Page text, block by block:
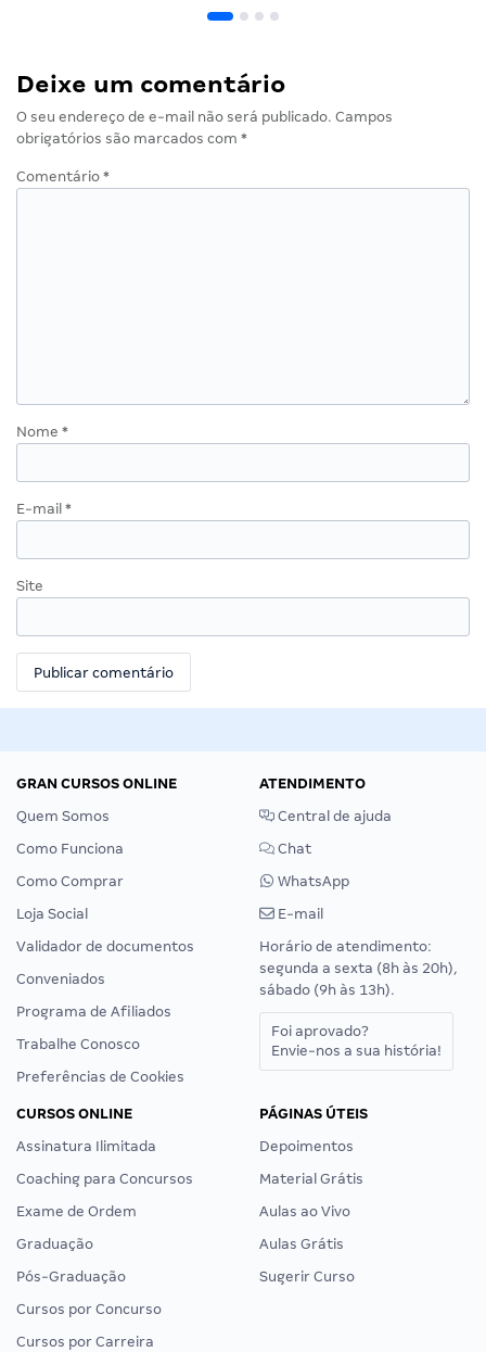
Deixe um comentário
O seu endereço de e-mail não será publicado. Campos
obrigatórios são marcados com *
Comentário *
Nome *
E-mail *
Site
GRAN CURSOS ONLINE
Quem Somos
Como Funciona
Como Comprar
Loja Social
Validador de documentos
Conveniados
Programa de Afiliados
Trabalhe Conosco
Preferências de Cookies
ATENDIMENTO
Central de ajuda
Chat
WhatsApp
E-mail
Horário de atendimento:
segunda a sexta (8h às 20h),
sábado (9h às 13h).
Foi aprovado?
Envie-nos a sua história!
CURSOS ONLINE
Assinatura Ilimitada
Coaching para Concursos
Exame de Ordem
Graduação
Pós-Graduação
Cursos por Concurso
Cursos por Carreira
PÁGINAS ÚTEIS
Depoimentos
Material Grátis
Aulas ao Vivo
Aulas Grátis
Sugerir Curso